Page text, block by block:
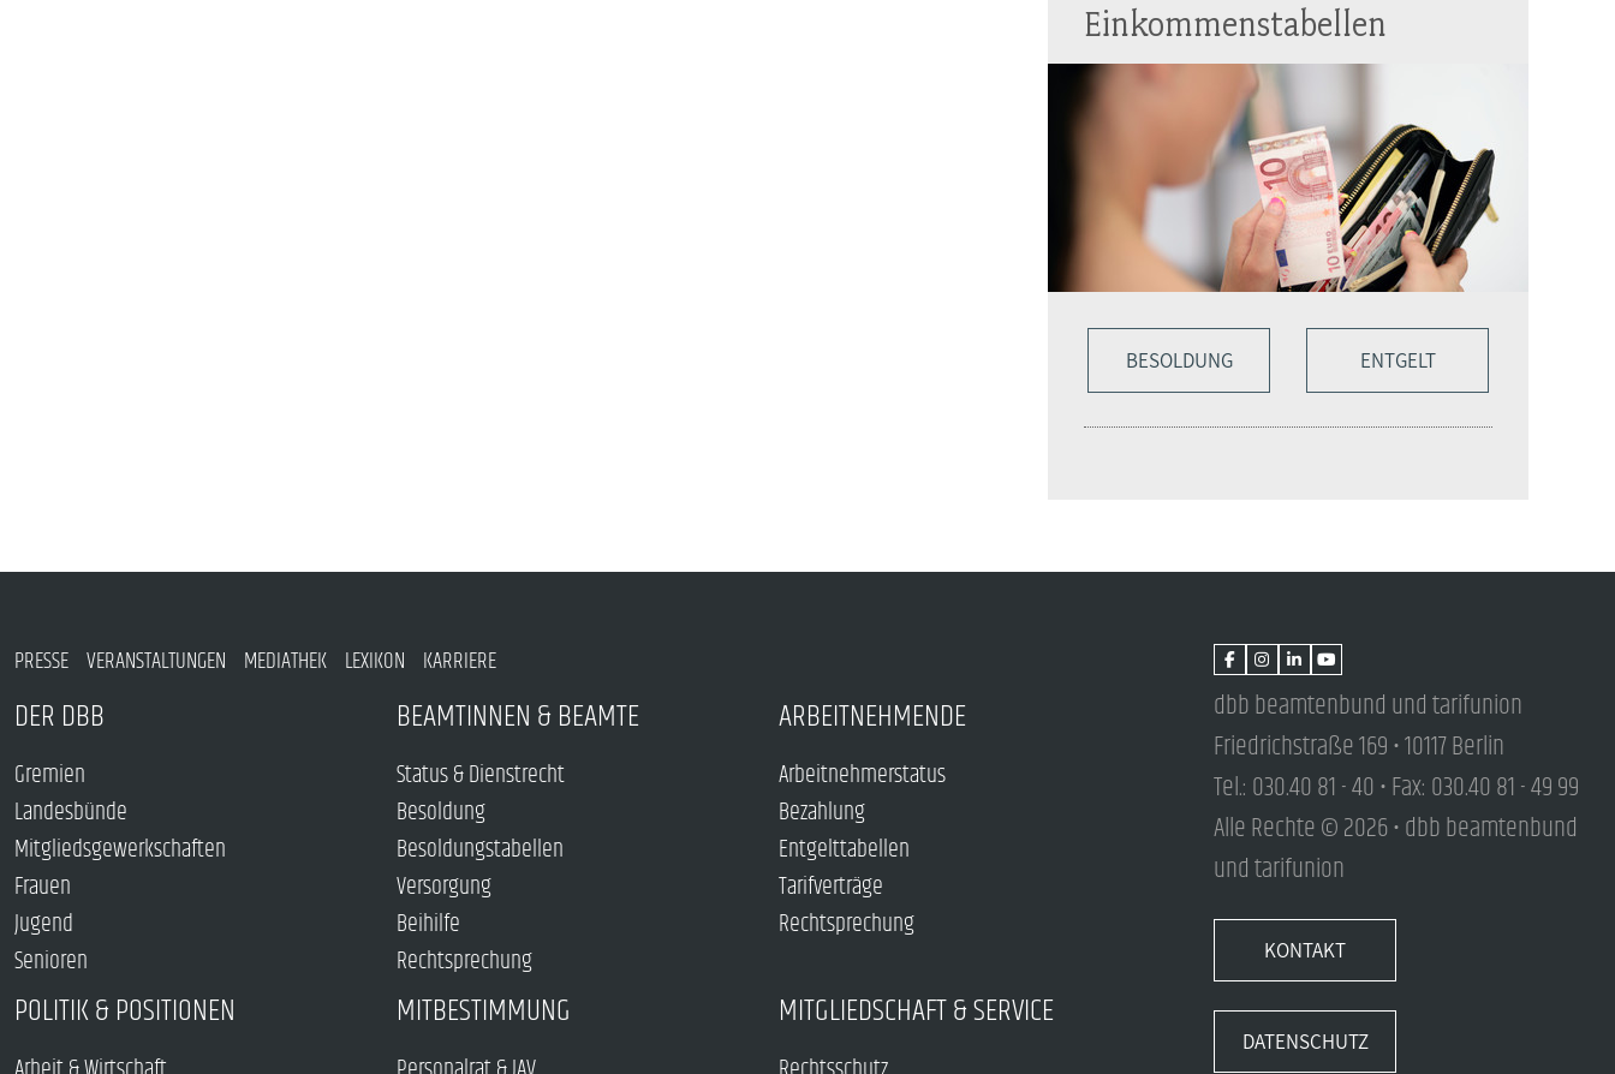
Einkommenstabellen
BESOLDUNG ENTGELT
PRESSE VERANSTALTUNGEN MEDIATHEK LEXIKON KARRIERE
DER DBB
Gremien
Landesbünde
Mitgliedsgewerkschaften
Frauen
Jugend
Senioren
BEAMTINNEN & BEAMTE
Status & Dienstrecht
Besoldung
Besoldungstabellen
Versorgung
Beihilfe
Rechtsprechung
ARBEITNEHMENDE
Arbeitnehmerstatus
Bezahlung
Entgelttabellen
Tarifverträge
Rechtsprechung
POLITIK & POSITIONEN MITBESTIMMUNG MITGLIEDSCHAFT & SERVICE
dbb beamtenbund und tarifunion
Friedrichstraße 169 • 10117 Berlin
Tel.: 030.40 81 - 40 • Fax: 030.40 81 - 49 99
Alle Rechte © 2026 • dbb beamtenbund
und tarifunion
KONTAKT
DATENSCHUTZ